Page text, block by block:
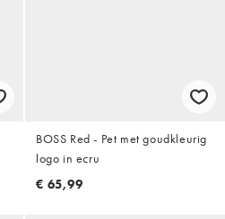
BOSS Red - Pet met goudkleurig
logo in ecru
€ 65,99